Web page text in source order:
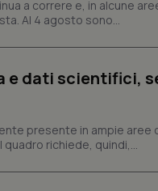
a correre e, in alcune
Al 4 agosto sono...
e dati scientifici,
presente in ampie aree
richiede, quindi,...
Script.com per ricordare le
sui cookie dei visitatori. È
dei cookie di Cookie-Script.com
abilitare il sistema di tracking
Questo nome di cookie è